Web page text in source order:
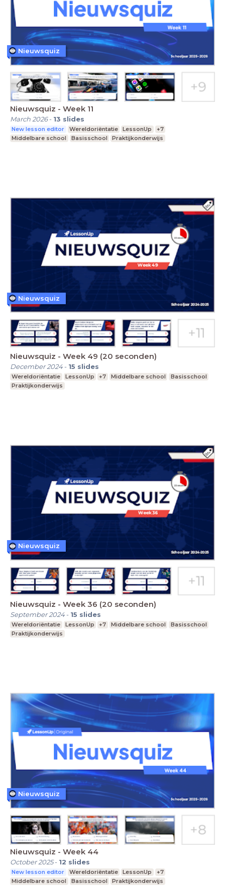
Nieuwsquiz - Week 11
March 2026- 13 slides
New lesson editor Wereldoriëntatie LessonUp
+7
Middelbare school
Basisschool Praktijkonderwijs
Nieuwsquiz
Nieuwsquiz - Week 49 (20 seconden)
December 2024- 15 slides
Wereldoriëntatie LessonUp +7 Middelbare school
Basisschool
Praktijkonderwijs
Nieuwsquiz
Nieuwsquiz - Week 36 (20 seconden)
September 2024- 15 slides
Wereldoriëntatie LessonUp +7 Middelbare school
Basisschool
Praktijkonderwijs
Nieuwsquiz
Nieuwsquiz - Week 44
October 2025- 12 slides
New lesson editor Wereldoriëntatie LessonUp
+7
Middelbare school
Basisschool Praktijkonderwijs
Nieuwsquiz